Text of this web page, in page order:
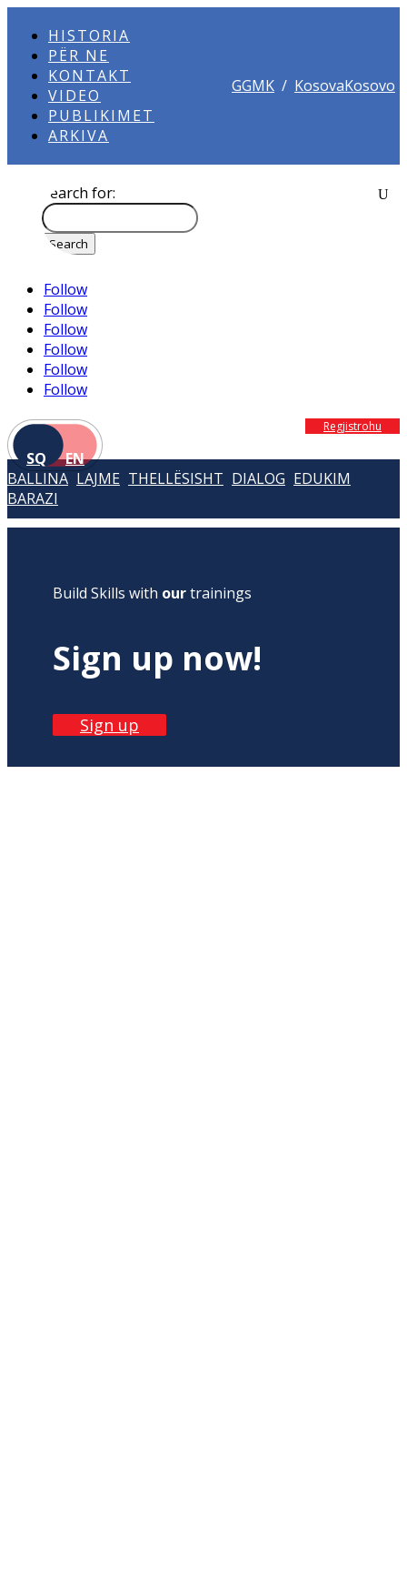
HISTORIA
PËR NE
KONTAKT
VIDEO
PUBLIKIMET
ARKIVA
GGMK / KosovaKosovo
Search for:
Follow
Follow
Follow
Follow
Follow
Follow
SQ EN
Regjistrohu
BALLINA LAJME THELLËSISHT DIALOG EDUKIM
BARAZI
Build Skills with ourtrainings
Sign up now!
Sign up